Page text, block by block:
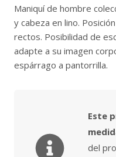
Maniquí de hombre
y cabeza en lino.
rectos. Posibilidad de
adapte a su imagen
espárrago a pantorrilla.
Este
del